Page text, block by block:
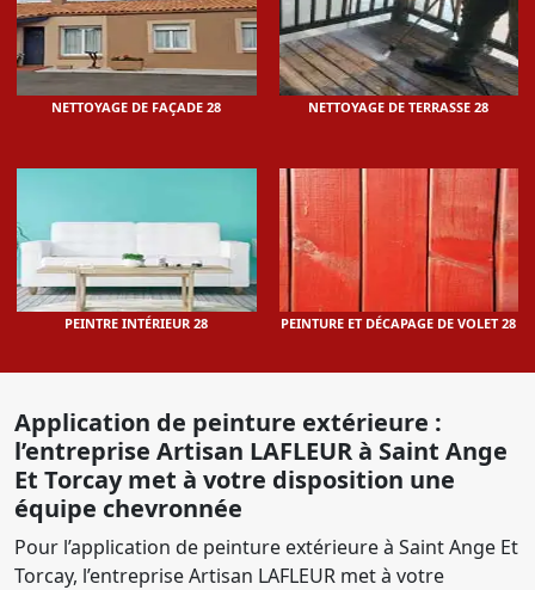
NETTOYAGE DE FAÇADE 28 NETTOYAGE DE TERRASSE 28
PEINTRE INTÉRIEUR 28 PEINTURE ET DÉCAPAGE DE VOLET 28
Application de peinture extérieure :
l’entreprise Artisan LAFLEUR à Saint Ange
Et Torcay met à votre disposition une
équipe chevronnée
Pour l’application de peinture extérieure à Saint Ange Et
Torcay, l’entreprise Artisan LAFLEUR met à votre